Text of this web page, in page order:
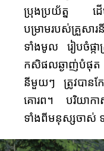
ប្រុងប្រយ័ត្ន​ ដើម្បី​
បម្រាម​របស់​គ្រួស
ទាំងមូល ​រៀបចំ​ផ្ក
កសិផល​ឆ្ងាញ់​បំផុត​ ដ
នីមួយ​ៗ ត្រូវបាន​កែ
គោរព​។ បរិយាកា
ទាំងពី​​មនុស្ស​​ចាស់​​